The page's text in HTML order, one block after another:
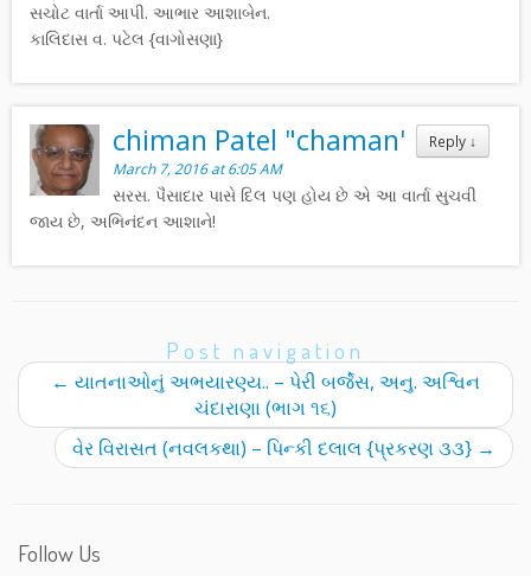
સચોટ વાર્તા આપી. આભાર આશાબેન.
કાલિદાસ વ. પટેલ {વાગોસણા}
Reply ↓
chiman Patel "chaman'
March 7, 2016 at 6:05 AM
સરસ. પૈસાદાર પાસે દિલ પણ હોય છે એ આ વાર્તા સુચવી
જાય છે, અભિનંદન આશાને!
Post navigation
← યાતનાઓનું અભયારણ્ય.. – પેરી બર્જેસ, અનુ. અશ્વિન
ચંદારાણા (ભાગ ૧૬)
વેર વિરાસત (નવલકથા) – પિન્કી દલાલ {પ્રકરણ ૩૩} →
Follow Us